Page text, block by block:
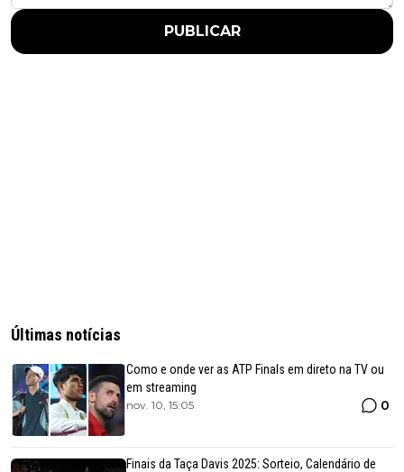
PUBLICAR
Últimas notícias
Como e onde ver as ATP Finals em direto na TV ou
em streaming
nov. 10, 15:05 0
Finais da Taça Davis 2025: Sorteio, Calendário de